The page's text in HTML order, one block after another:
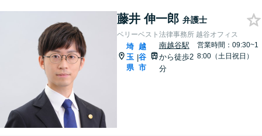
藤井 伸一郎 弁護士
ベリーベスト法律事務所 越谷オフィス
埼
玉
県
|
越
谷
市
南越谷駅
から徒歩2
分
営業時間：09:30~1
8:00（土日祝日）